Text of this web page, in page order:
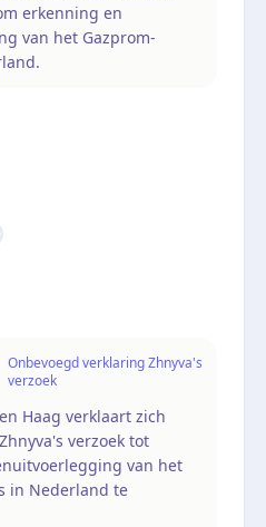
erkenning en
van het Gazprom-
Onbevoegd verklaring Zhnyva's
verzoek
Haag verklaart zich
verzoek tot
van het
in Nederland te